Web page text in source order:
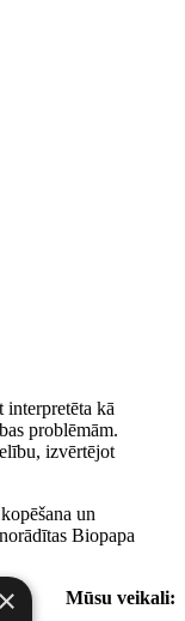
kā
problēmām.
izvērtējot
un
Biopapa
Mūsu veikali:
×